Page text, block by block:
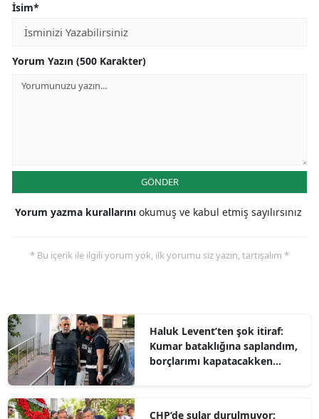
İsim*
Yorum Yazın (500 Karakter)
GÖNDER
Yorum yazma kurallarını okumuş ve kabul etmiş sayılırsınız
* Bu içerik ile ilgili yorum yok, ilk yorumu siz yazın, tartışalım *
Haluk Levent’ten şok itiraf:
Kumar bataklığına saplandım,
borçlarımı kapatacakken
CHP’de sular durulmuyor: